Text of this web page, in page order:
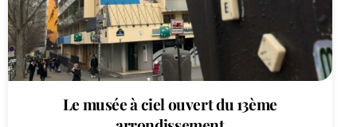
Le musée à ciel ouvert du 13ème